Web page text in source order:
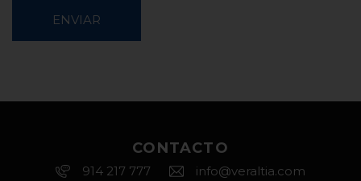
ENVIAR
CONTACTO
914 217 777
info@veraltia.com